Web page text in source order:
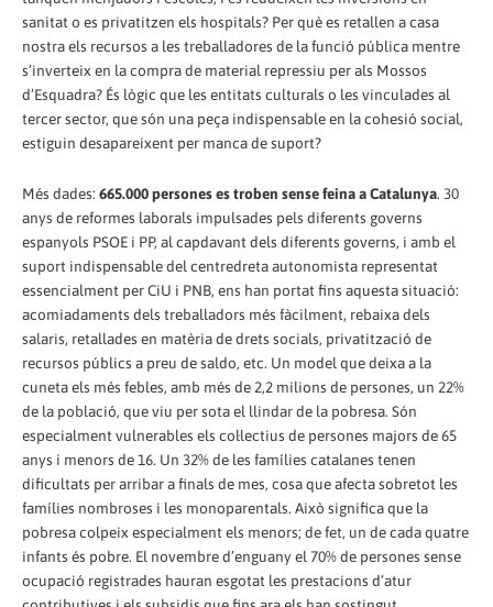
sanitat o es privatitzen els hospitals? Per què es retallen a casa
nostra els recursos a les treballadores de la funció pública mentre
s’inverteix en la compra de material repressiu per als Mossos
d’Esquadra? És lògic que les entitats culturals o les vinculades al
tercer sector, que són una peça indispensable en la cohesió social,
estiguin desapareixent per manca de suport?
Més dades: 665.000 persones es troben sense feina a Catalunya. 30
anys de reformes laborals impulsades pels diferents governs
espanyols PSOE i PP, al capdavant dels diferents governs, i amb el
suport indispensable del centredreta autonomista representat
essencialment per CiU i PNB, ens han portat fins aquesta situació:
acomiadaments dels treballadors més fàcilment, rebaixa dels
salaris, retallades en matèria de drets socials, privatització de
recursos públics a preu de saldo, etc. Un model que deixa a la
cuneta els més febles, amb més de 2,2 milions de persones, un 22%
de la població, que viu per sota el llindar de la pobresa. Són
especialment vulnerables els col·lectius de persones majors de 65
anys i menors de 16. Un 32% de les famílies catalanes tenen
dificultats per arribar a finals de mes, cosa que afecta sobretot les
famílies nombroses i les monoparentals. Això significa que la
pobresa colpeix especialment els menors; de fet, un de cada quatre
infants és pobre. El novembre d’enguany el 70% de persones sense
ocupació registrades hauran esgotat les prestacions d’atur